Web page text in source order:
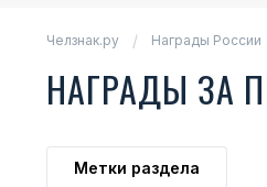
Челзнак.ру Награды России
НАГРАДЫ ЗА
Метки раздела